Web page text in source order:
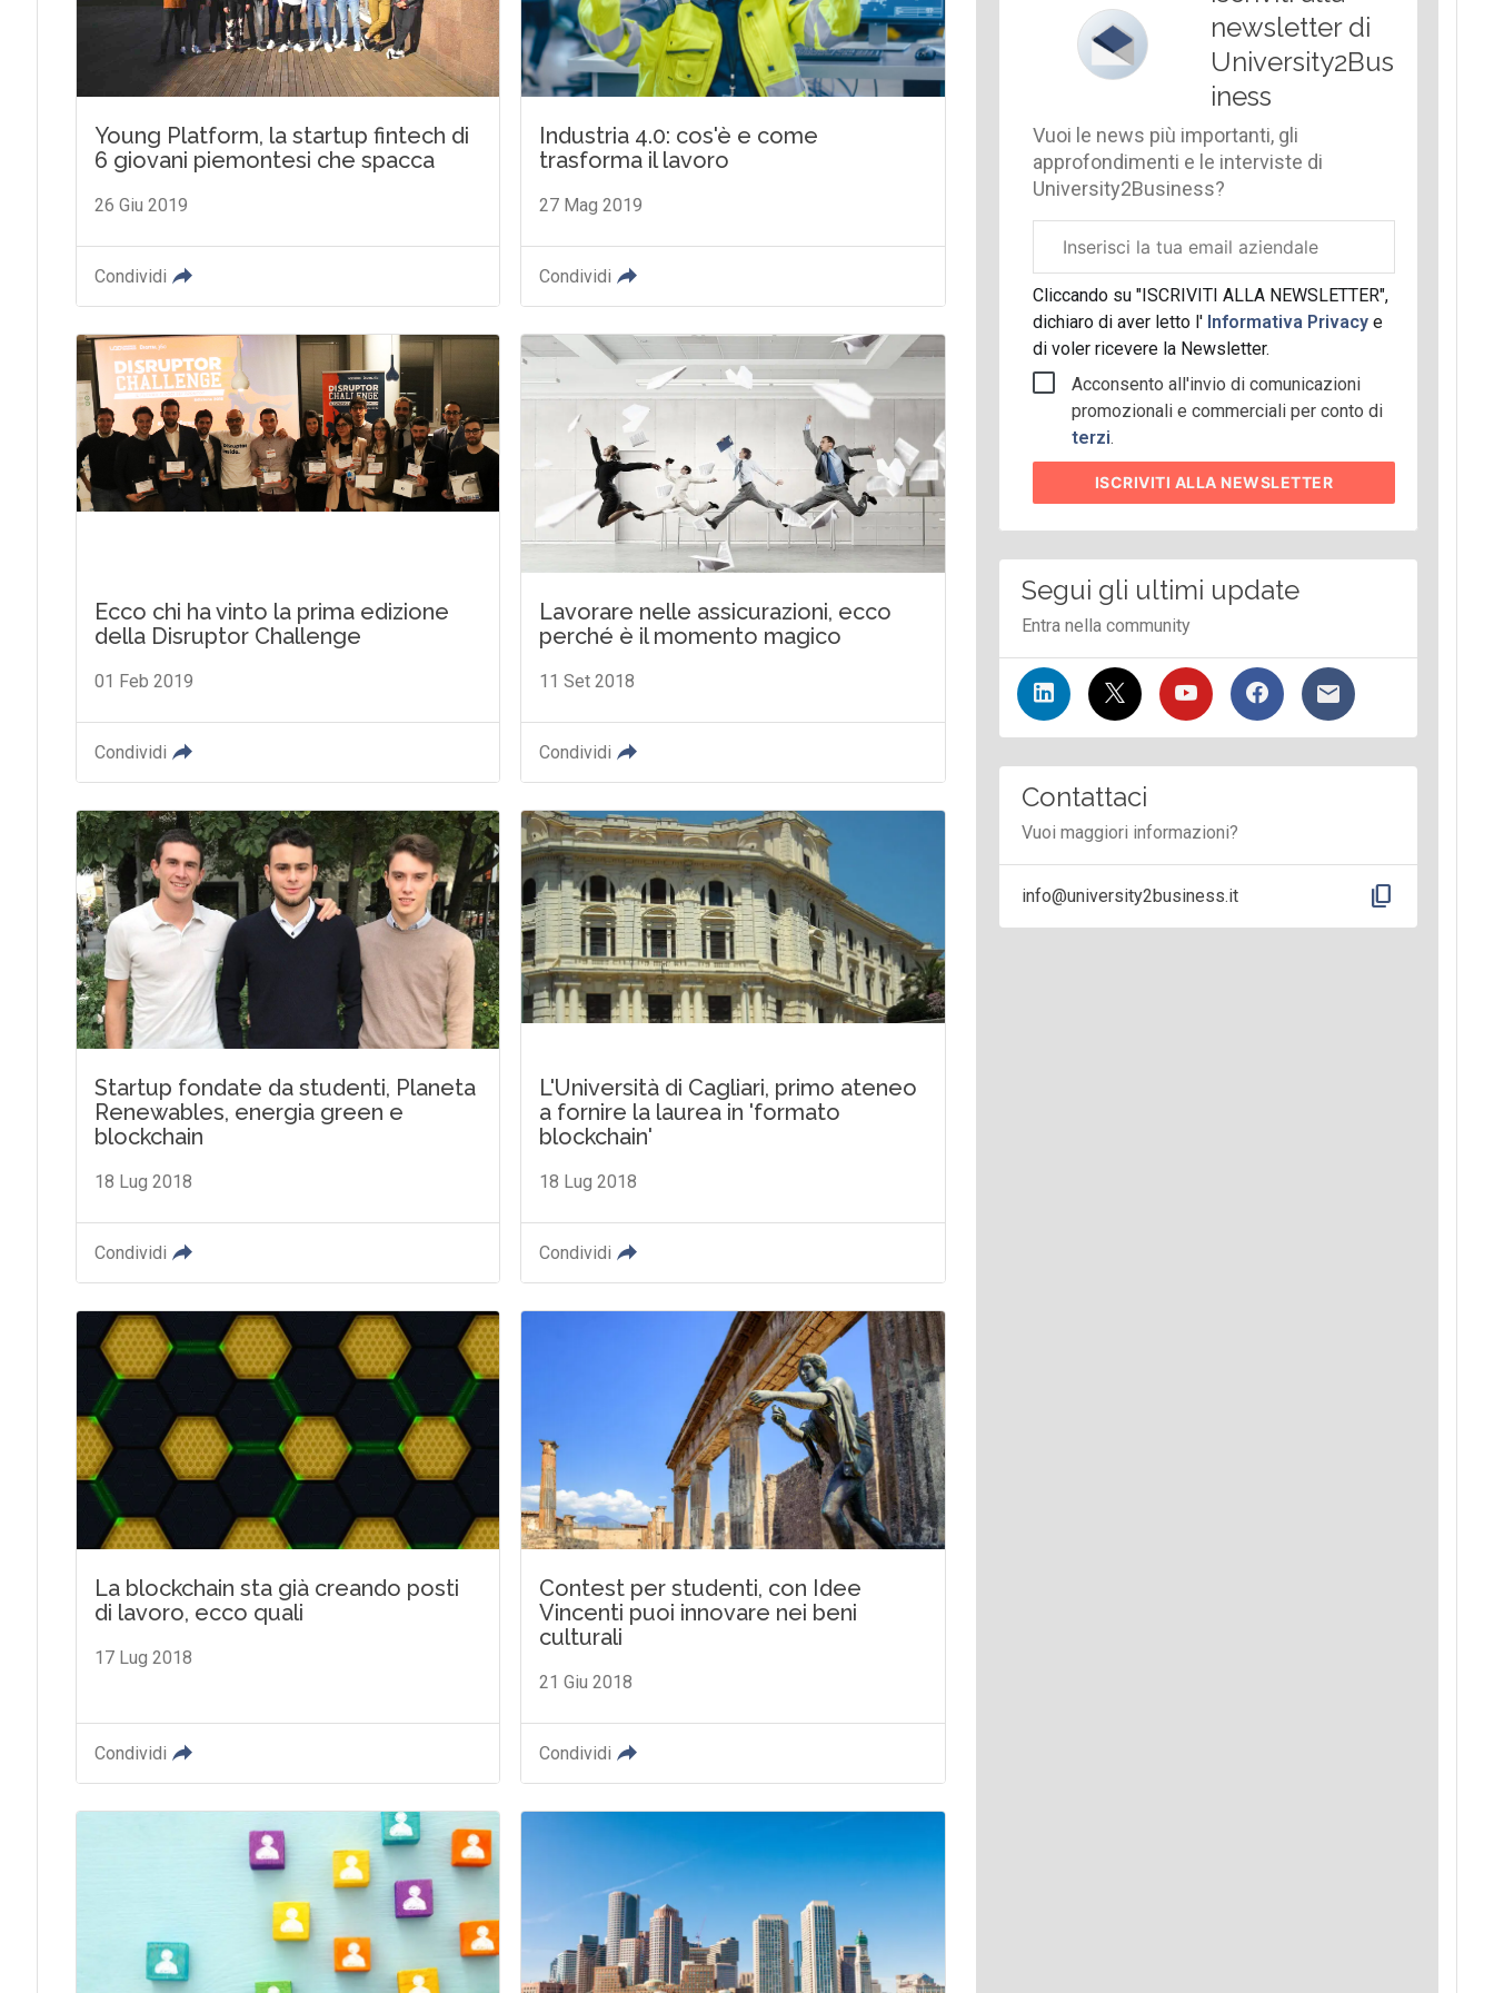
Young Platform, la startup fintech di
6 giovani piemontesi che spacca
26 Giu 2019
Condividi
Industria 4.0: cos'è e come
trasforma il lavoro
27 Mag 2019
Condividi
Ecco chi ha vinto la prima edizione
della Disruptor Challenge
01 Feb 2019
Condividi
Lavorare nelle assicurazioni, ecco
perché è il momento magico
11 Set 2018
Condividi
Startup fondate da studenti, Planeta
Renewables, energia green e
blockchain
18 Lug 2018
Condividi
L'Università di Cagliari, primo ateneo
a fornire la laurea in 'formato
blockchain'
18 Lug 2018
Condividi
La blockchain sta già creando posti
di lavoro, ecco quali
17 Lug 2018
Condividi
Contest per studenti, con Idee
Vincenti puoi innovare nei beni
culturali
21 Giu 2018
Condividi
newsletter di
University2Bus
iness
Vuoi le news più importanti, gli
approfondimenti e le interviste di
University2Business?
aziendale
Cliccando su "ISCRIVITI ALLA NEWSLETTER",
dichiaro di aver letto l'Informativa Privacy e
di voler ricevere la Newsletter.
Acconsento all'invio di comunicazioni
promozionali e commerciali per conto di
terzi.
ISCRIVITI ALLA NEWSLETTER
Segui gli ultimi update
Entra nella community
Contattaci
Vuoi maggiori informazioni?
info@university2business.it content_copy